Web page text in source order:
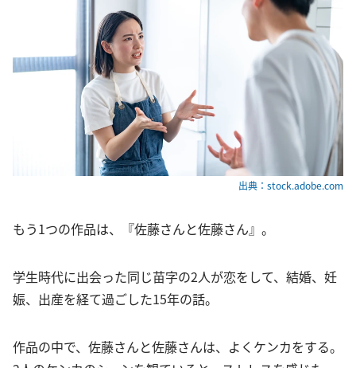
出典：stock.adobe.com
もう1つの作品は、『佐藤さんと佐藤さん』。
学生時代に出会った同じ苗字の2人が恋をして、結婚、妊
娠、出産を経て過ごした15年の話。
作品の中で、佐藤さんと佐藤さんは、よくケンカをする。